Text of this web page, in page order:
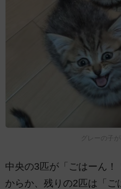
グレーの子
中央の3匹が「ごはーん！
からか、残りの2匹は「ご